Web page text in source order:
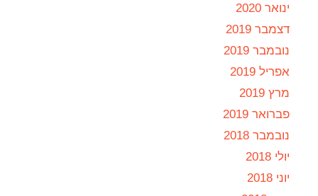
ינואר 2020
דצמבר 2019
נובמבר 2019
אפריל 2019
מרץ 2019
פברואר 2019
נובמבר 2018
יולי 2018
יוני 2018